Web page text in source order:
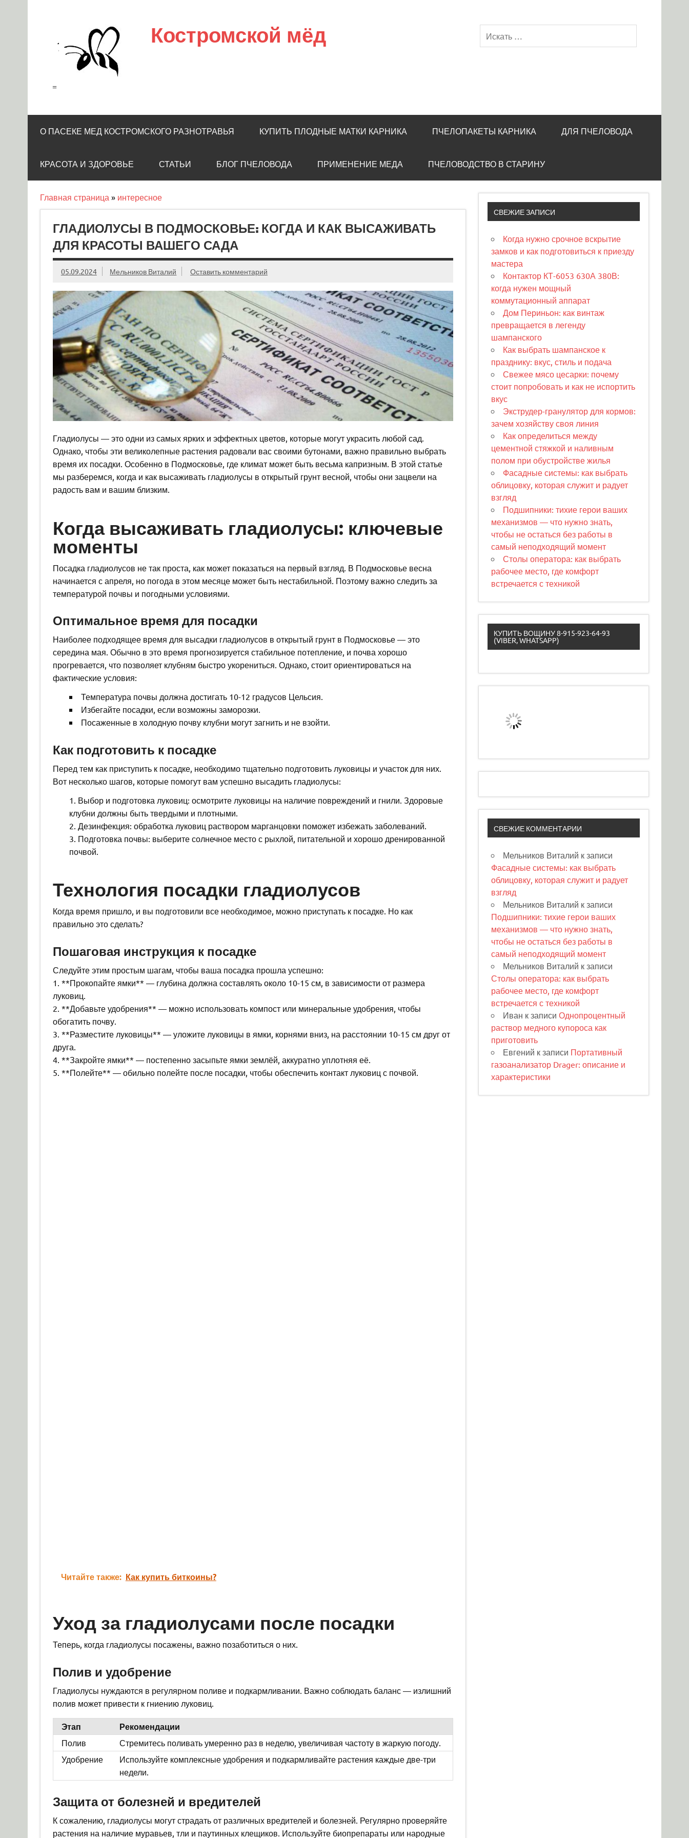
Костромской мёд
=
О ПАСЕКЕ МЕД КОСТРОМСКОГО РАЗНОТРАВЬЯ КУПИТЬ ПЛОДНЫЕ МАТКИ КАРНИКА ПЧЕЛОПАКЕТЫ КАРНИКА ДЛЯ ПЧЕЛОВОДА
КРАСОТА И ЗДОРОВЬЕ СТАТЬИ БЛОГ ПЧЕЛОВОДА ПРИМЕНЕНИЕ МЕДА ПЧЕЛОВОДСТВО В СТАРИНУ
Главная страница » интересное
ГЛАДИОЛУСЫ В ПОДМОСКОВЬЕ: КОГДА И КАК ВЫСАЖИВАТЬ
ДЛЯ КРАСОТЫ ВАШЕГО САДА
05.09.2024 Мельников Виталий Оставить комментарий
Гладиолусы — это одни из самых ярких и эффектных цветов, которые могут украсить любой сад.
Однако, чтобы эти великолепные растения радовали вас своими бутонами, важно правильно выбрать
время их посадки. Особенно в Подмосковье, где климат может быть весьма капризным. В этой статье
мы разберемся, когда и как высаживать гладиолусы в открытый грунт весной, чтобы они зацвели на
радость вам и вашим близким.
Когда высаживать гладиолусы: ключевые
моменты
Посадка гладиолусов не так проста, как может показаться на первый взгляд. В Подмосковье весна
начинается с апреля, но погода в этом месяце может быть нестабильной. Поэтому важно следить за
температурой почвы и погодными условиями.
Оптимальное время для посадки
Наиболее подходящее время для высадки гладиолусов в открытый грунт в Подмосковье — это
середина мая. Обычно в это время прогнозируется стабильное потепление, и почва хорошо
прогревается, что позволяет клубням быстро укорениться. Однако, стоит ориентироваться на
фактические условия:
Температура почвы должна достигать 10-12 градусов Цельсия.
Избегайте посадки, если возможны заморозки.
Посаженные в холодную почву клубни могут загнить и не взойти.
Как подготовить к посадке
Перед тем как приступить к посадке, необходимо тщательно подготовить луковицы и участок для них.
Вот несколько шагов, которые помогут вам успешно высадить гладиолусы:
Выбор и подготовка луковиц: осмотрите луковицы на наличие повреждений и гнили. Здоровые
клубни должны быть твердыми и плотными.
Дезинфекция: обработка луковиц раствором марганцовки поможет избежать заболеваний.
Подготовка почвы: выберите солнечное место с рыхлой, питательной и хорошо дренированной
почвой.
Технология посадки гладиолусов
Когда время пришло, и вы подготовили все необходимое, можно приступать к посадке. Но как
правильно это сделать?
Пошаговая инструкция к посадке
Следуйте этим простым шагам, чтобы ваша посадка прошла успешно:
1. **Прокопайте ямки** — глубина должна составлять около 10-15 см, в зависимости от размера
луковиц.
2. **Добавьте удобрения** — можно использовать компост или минеральные удобрения, чтобы
обогатить почву.
3. **Разместите луковицы** — уложите луковицы в ямки, корнями вниз, на расстоянии 10-15 см друг от
друга.
4. **Закройте ямки** — постепенно засыпьте ямки землёй, аккуратно уплотняя её.
5. **Полейте** — обильно полейте после посадки, чтобы обеспечить контакт луковиц с почвой.
Читайте также: Как купить биткоины?
Уход за гладиолусами после посадки
Теперь, когда гладиолусы посажены, важно позаботиться о них.
Полив и удобрение
Гладиолусы нуждаются в регулярном поливе и подкармливании. Важно соблюдать баланс — излишний
полив может привести к гниению луковиц.
Этап Рекомендации
Полив
Стремитесь поливать умеренно раз в неделю, увеличивая частоту в жаркую погоду.
Удобрение
Используйте комплексные удобрения и подкармливайте растения каждые две-три
недели.
Защита от болезней и вредителей
К сожалению, гладиолусы могут страдать от различных вредителей и болезней. Регулярно проверяйте
растения на наличие муравьев, тли и паутинных клещиков. Используйте биопрепараты или народные
СВЕЖИЕ ЗАПИСИ
Когда нужно срочное вскрытие
замков и как подготовиться к приезду
мастера
Контактор КТ-6053 630А 380В:
когда нужен мощный
коммутационный аппарат
Дом Периньон: как винтаж
превращается в легенду
шампанского
Как выбрать шампанское к
празднику: вкус, стиль и подача
Свежее мясо цесарки: почему
стоит попробовать и как не испортить
вкус
Экструдер-гранулятор для кормов:
зачем хозяйству своя линия
Как определиться между
цементной стяжкой и наливным
полом при обустройстве жилья
Фасадные системы: как выбрать
облицовку, которая служит и радует
взгляд
Подшипники: тихие герои ваших
механизмов — что нужно знать,
чтобы не остаться без работы в
самый неподходящий момент
Столы оператора: как выбрать
рабочее место, где комфорт
встречается с техникой
КУПИТЬ ВОЩИНУ 8-915-923-64-93
(VIBER, WHATSAPP)
СВЕЖИЕ КОММЕНТАРИИ
Мельников Виталий к записи
Фасадные системы: как выбрать
облицовку, которая служит и радует
взгляд
Мельников Виталий к записи
Подшипники: тихие герои ваших
механизмов — что нужно знать,
чтобы не остаться без работы в
самый неподходящий момент
Мельников Виталий к записи
Столы оператора: как выбрать
рабочее место, где комфорт
встречается с техникой
Иван к записиОднопроцентный
раствор медного купороса как
приготовить
Евгений к записи Портативный
газоанализатор Drager: описание и
характеристики